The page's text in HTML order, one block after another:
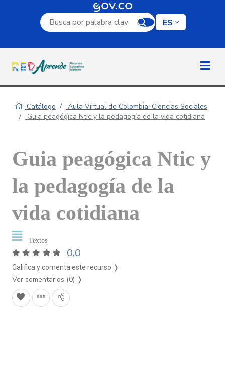
Campo de búsqueda por palabra clave
ES
Catálogo
Aula Virtual de Colombia: Ciencias Sociales
Guia peagógica Ntic y la pedagogía de la vida cotidiana
Guia peagógica Ntic y
la pedagogía de la
vida cotidiana
Textos
0,0
Califica y comenta este recurso ❭
Ver comentarios (0) ❭